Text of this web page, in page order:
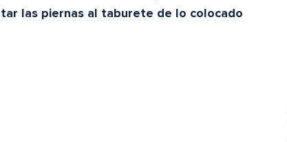
las piernas al taburete de lo colocado